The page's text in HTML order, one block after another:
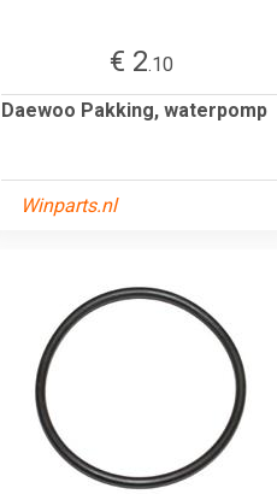
€ 2.10
Daewoo Pakking, waterpomp
Winparts.nl